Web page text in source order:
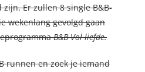
Er zullen 8 single B&B-
wekenlang gevolgd gaan
B&B Vol liefde.
runnen en zoek je iemand